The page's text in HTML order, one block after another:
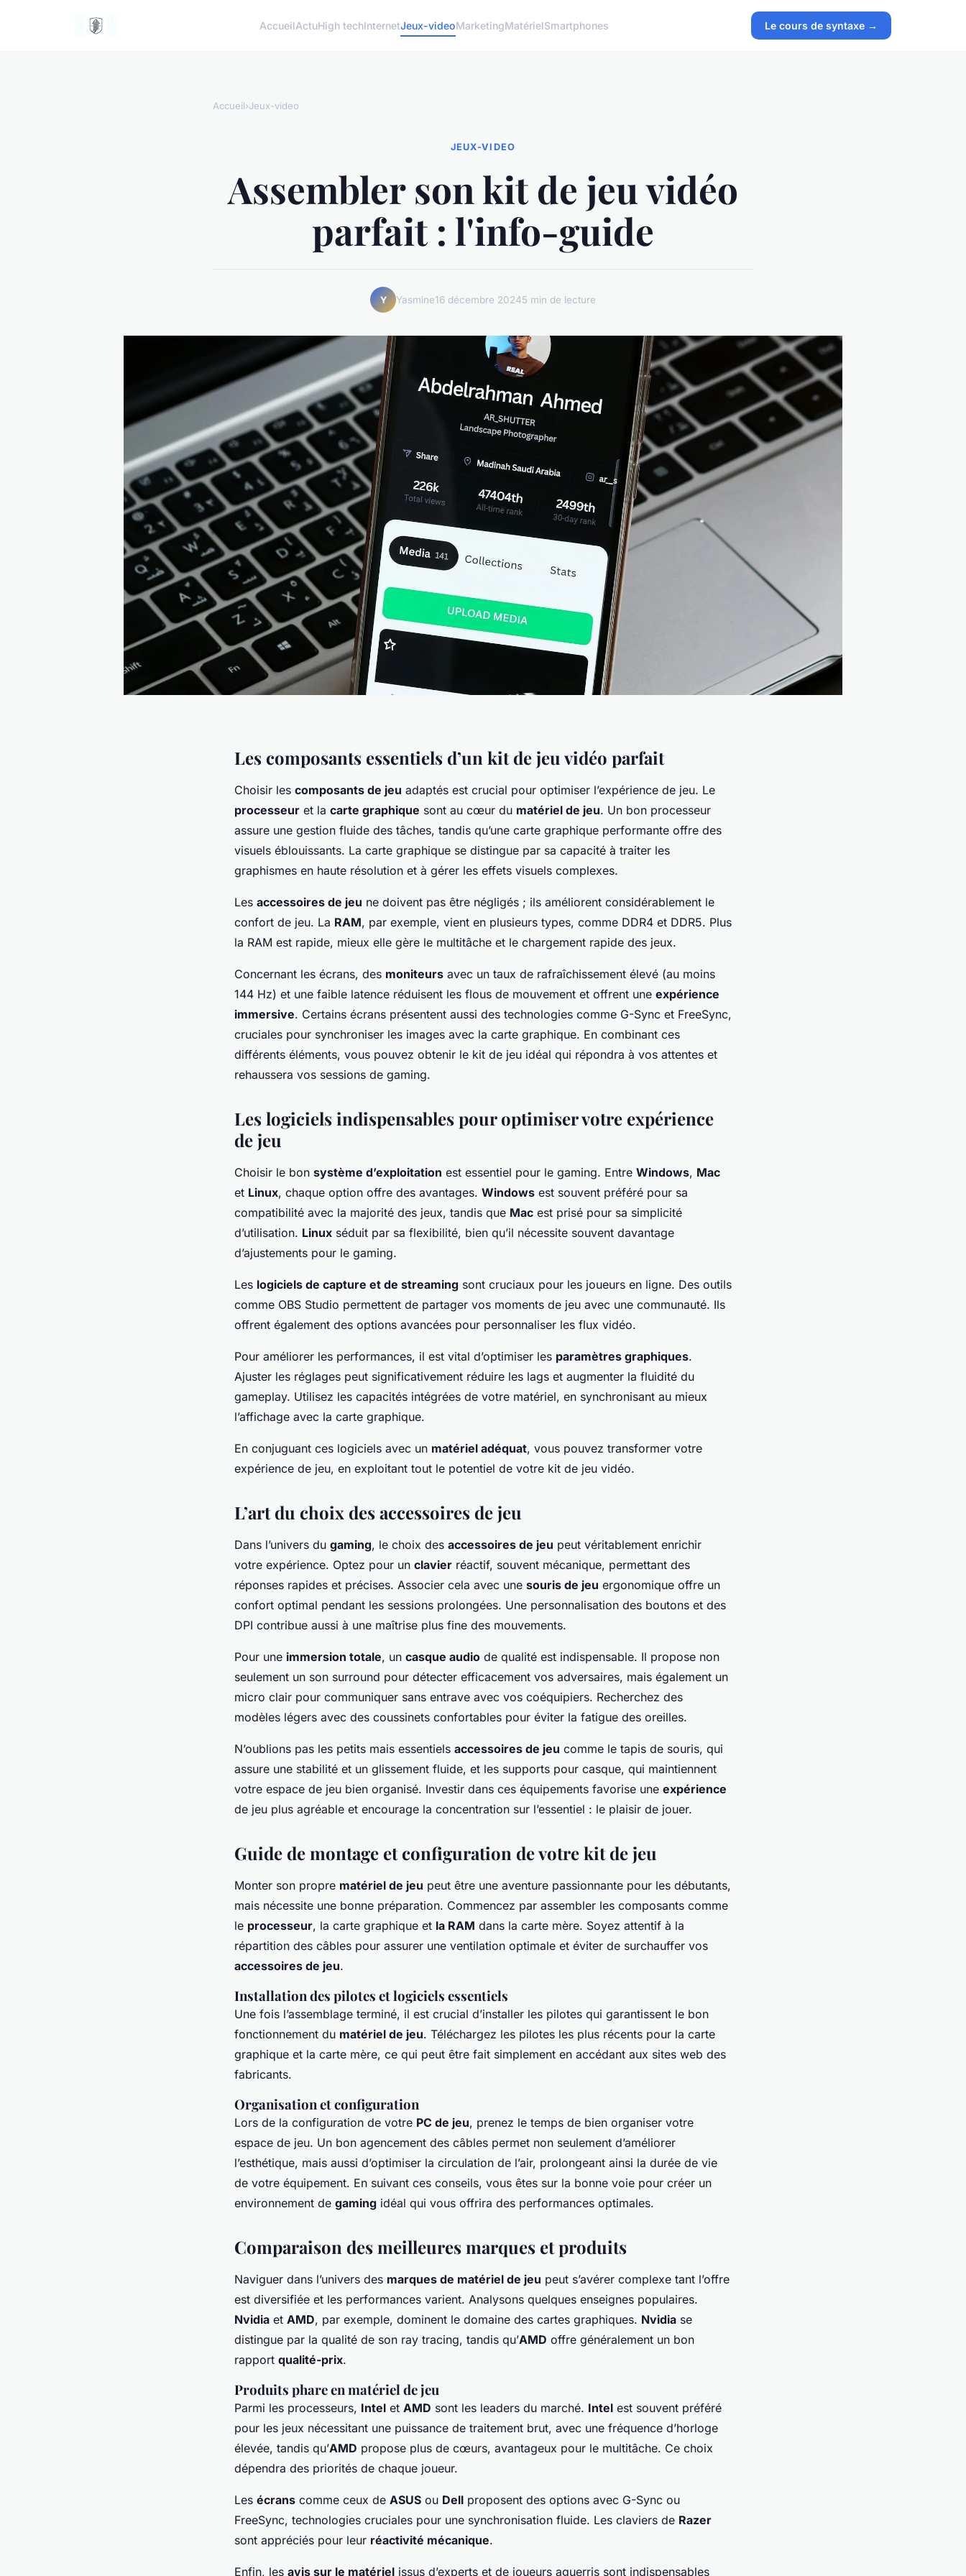
AccueilActuHigh techInternetJeux-videoMarketingMatérielSmartphones Le cours de syntaxe →
Accueil›Jeux-video
JEUX-VIDEO
Assembler son kit de jeu vidéo
parfait : l'info-guide
Y Yasmine16 décembre 20245 min de lecture
Les composants essentiels d’un kit de jeu vidéo parfait
Choisir les composants de jeu adaptés est crucial pour optimiser l’expérience de jeu. Le
processeur et la carte graphique sont au cœur du matériel de jeu. Un bon processeur
assure une gestion fluide des tâches, tandis qu’une carte graphique performante offre des
visuels éblouissants. La carte graphique se distingue par sa capacité à traiter les
graphismes en haute résolution et à gérer les effets visuels complexes.
Les accessoires de jeu ne doivent pas être négligés ; ils améliorent considérablement le
confort de jeu. La RAM, par exemple, vient en plusieurs types, comme DDR4 et DDR5. Plus
la RAM est rapide, mieux elle gère le multitâche et le chargement rapide des jeux.
Concernant les écrans, des moniteurs avec un taux de rafraîchissement élevé (au moins
144 Hz) et une faible latence réduisent les flous de mouvement et offrent une expérience
immersive. Certains écrans présentent aussi des technologies comme G-Sync et FreeSync,
cruciales pour synchroniser les images avec la carte graphique. En combinant ces
différents éléments, vous pouvez obtenir le kit de jeu idéal qui répondra à vos attentes et
rehaussera vos sessions de gaming.
Les logiciels indispensables pour optimiser votre expérience
de jeu
Choisir le bon système d’exploitation est essentiel pour le gaming. Entre Windows, Mac
et Linux, chaque option offre des avantages. Windows est souvent préféré pour sa
compatibilité avec la majorité des jeux, tandis que Mac est prisé pour sa simplicité
d’utilisation. Linux séduit par sa flexibilité, bien qu’il nécessite souvent davantage
d’ajustements pour le gaming.
Les logiciels de capture et de streaming sont cruciaux pour les joueurs en ligne. Des outils
comme OBS Studio permettent de partager vos moments de jeu avec une communauté. Ils
offrent également des options avancées pour personnaliser les flux vidéo.
Pour améliorer les performances, il est vital d’optimiser les paramètres graphiques.
Ajuster les réglages peut significativement réduire les lags et augmenter la fluidité du
gameplay. Utilisez les capacités intégrées de votre matériel, en synchronisant au mieux
l’affichage avec la carte graphique.
En conjuguant ces logiciels avec un matériel adéquat, vous pouvez transformer votre
expérience de jeu, en exploitant tout le potentiel de votre kit de jeu vidéo.
L’art du choix des accessoires de jeu
Dans l’univers du gaming, le choix des accessoires de jeu peut véritablement enrichir
votre expérience. Optez pour un clavier réactif, souvent mécanique, permettant des
réponses rapides et précises. Associer cela avec une souris de jeu ergonomique offre un
confort optimal pendant les sessions prolongées. Une personnalisation des boutons et des
DPI contribue aussi à une maîtrise plus fine des mouvements.
Pour une immersion totale, un casque audio de qualité est indispensable. Il propose non
seulement un son surround pour détecter efficacement vos adversaires, mais également un
micro clair pour communiquer sans entrave avec vos coéquipiers. Recherchez des
modèles légers avec des coussinets confortables pour éviter la fatigue des oreilles.
N’oublions pas les petits mais essentiels accessoires de jeu comme le tapis de souris, qui
assure une stabilité et un glissement fluide, et les supports pour casque, qui maintiennent
votre espace de jeu bien organisé. Investir dans ces équipements favorise une expérience
de jeu plus agréable et encourage la concentration sur l’essentiel : le plaisir de jouer.
Guide de montage et configuration de votre kit de jeu
Monter son propre matériel de jeu peut être une aventure passionnante pour les débutants,
mais nécessite une bonne préparation. Commencez par assembler les composants comme
le processeur, la carte graphique et la RAM dans la carte mère. Soyez attentif à la
répartition des câbles pour assurer une ventilation optimale et éviter de surchauffer vos
accessoires de jeu.
Installation des pilotes et logiciels essentiels
Une fois l’assemblage terminé, il est crucial d’installer les pilotes qui garantissent le bon
fonctionnement du matériel de jeu. Téléchargez les pilotes les plus récents pour la carte
graphique et la carte mère, ce qui peut être fait simplement en accédant aux sites web des
fabricants.
Organisation et configuration
Lors de la configuration de votre PC de jeu, prenez le temps de bien organiser votre
espace de jeu. Un bon agencement des câbles permet non seulement d’améliorer
l’esthétique, mais aussi d’optimiser la circulation de l’air, prolongeant ainsi la durée de vie
de votre équipement. En suivant ces conseils, vous êtes sur la bonne voie pour créer un
environnement de gaming idéal qui vous offrira des performances optimales.
Comparaison des meilleures marques et produits
Naviguer dans l’univers des marques de matériel de jeu peut s’avérer complexe tant l’offre
est diversifiée et les performances varient. Analysons quelques enseignes populaires.
Nvidia et AMD, par exemple, dominent le domaine des cartes graphiques. Nvidia se
distingue par la qualité de son ray tracing, tandis qu’AMD offre généralement un bon
rapport qualité-prix.
Produits phare en matériel de jeu
Parmi les processeurs, Intel et AMD sont les leaders du marché. Intel est souvent préféré
pour les jeux nécessitant une puissance de traitement brut, avec une fréquence d’horloge
élevée, tandis qu’AMD propose plus de cœurs, avantageux pour le multitâche. Ce choix
dépendra des priorités de chaque joueur.
Les écrans comme ceux de ASUS ou Dell proposent des options avec G-Sync ou
FreeSync, technologies cruciales pour une synchronisation fluide. Les claviers de Razer
sont appréciés pour leur réactivité mécanique.
Enfin, les avis sur le matériel issus d’experts et de joueurs aguerris sont indispensables